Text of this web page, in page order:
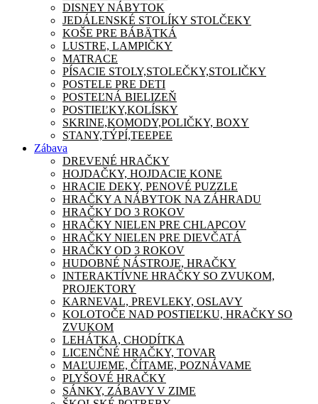
DISNEY NÁBYTOK
JEDÁLENSKÉ STOLÍKY STOLČEKY
KOŠE PRE BÁBÄTKÁ
LUSTRE, LAMPIČKY
MATRACE
PÍSACIE STOLY,STOLEČKY,STOLIČKY
POSTELE PRE DETI
POSTEĽNÁ BIELIZEŇ
POSTIEĽKY,KOLÍSKY
SKRINE,KOMODY,POLIČKY, BOXY
STANY,TÝPÍ,TEEPEE
Zábava
DREVENÉ HRAČKY
HOJDAČKY, HOJDACIE KONE
HRACIE DEKY, PENOVÉ PUZZLE
HRAČKY A NÁBYTOK NA ZÁHRADU
HRAČKY DO 3 ROKOV
HRAČKY NIELEN PRE CHLAPCOV
HRAČKY NIELEN PRE DIEVČATÁ
HRAČKY OD 3 ROKOV
HUDOBNÉ NÁSTROJE, HRAČKY
INTERAKTÍVNE HRAČKY SO ZVUKOM,
PROJEKTORY
KARNEVAL, PREVLEKY, OSLAVY
KOLOTOČE NAD POSTIEĽKU, HRAČKY SO
ZVUKOM
LEHÁTKA, CHODÍTKA
LICENČNÉ HRAČKY, TOVAR
MAĽUJEME, ČÍTAME, POZNÁVAME
PLYŠOVÉ HRAČKY
SÁNKY, ZÁBAVY V ZIME